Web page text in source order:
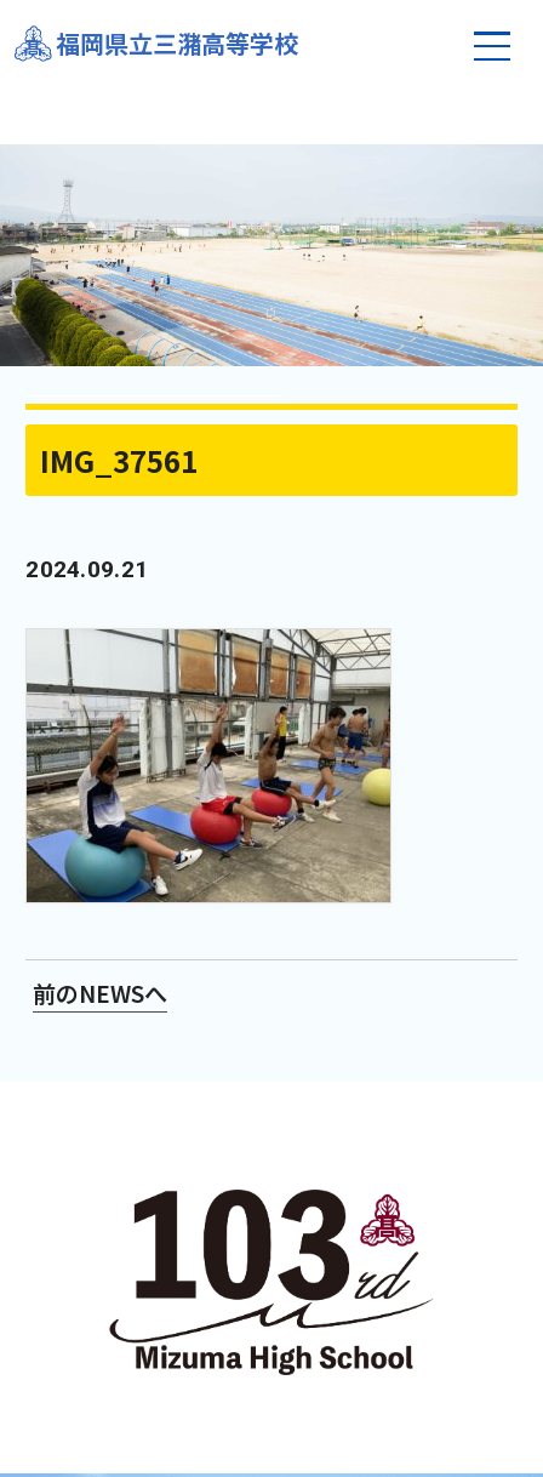
福岡県立三潴高等学校
IMG_37561
2024.09.21
前のNEWSへ